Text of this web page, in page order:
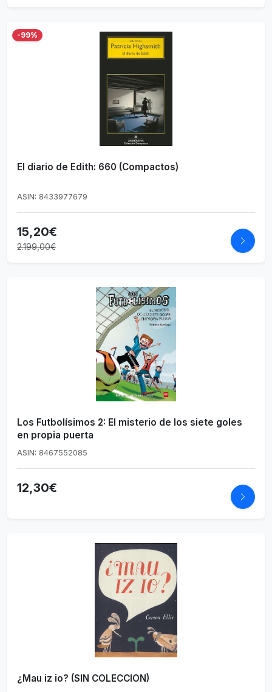
-99%
El diario de Edith: 660 (Compactos)
ASIN: 8433977679
15,20€
2.199,00€
Los Futbolísimos 2: El misterio de los siete goles
en propia puerta
ASIN: 8467552085
12,30€
¿Mau iz io? (SIN COLECCION)